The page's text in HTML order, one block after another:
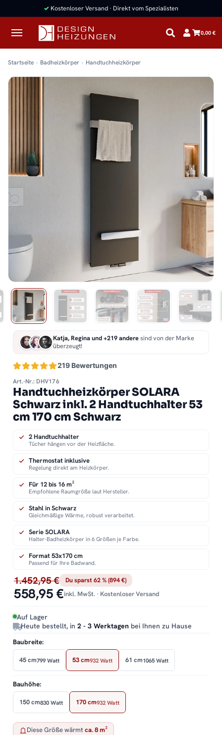
✓ Kostenloser Versand · Direkt vom Spezialisten
0,00 €
Startseite Badheizkörper Handtuchheizkörper
219 Bewertungen
Katja, Regina und +219 anderesind von der Marke
überzeugt!
Art.-Nr.: DHV176
Handtuchheizkörper SOLARA
Schwarz inkl. 2 Handtuchhalter 53
cm 170 cm Schwarz
1.452,95 € Du sparst 62 % (894 €)
558,95 €inkl. MwSt. · Kostenloser Versand
Auf Lager
Heute bestellt, in 2 - 3 Werktagen bei Ihnen zu Hause
2 Handtuchhalter
Tücher hängen vor der Heizfläche.
Thermostat inklusive
Regelung direkt am Heizkörper.
Für 12 bis 16 m²
Empfohlene Raumgröße laut Hersteller.
Stahl in Schwarz
Gleichmäßige Wärme, robust verarbeitet.
Serie SOLARA
Halter-Badheizkörper in 6 Größen je Farbe.
Format 53x170 cm
Passend für Ihre Badwand.
Baubreite:
45 cm799 Watt 53 cm932 Watt 61 cm1065 Watt
Bauhöhe:
150 cm830 Watt 170 cm932 Watt
Diese Größe wärmt ca. 8 m²